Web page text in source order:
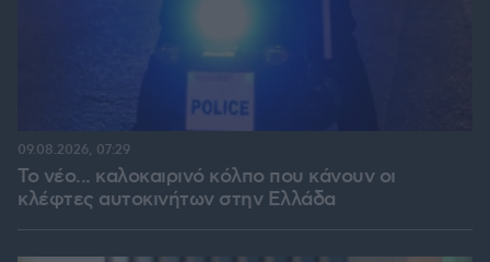
Το νέο... καλοκαιρινό κόλπο που κάνουν οι
κλέφτες αυτοκινήτων στην Ελλάδα
09.08.2026, 07:29